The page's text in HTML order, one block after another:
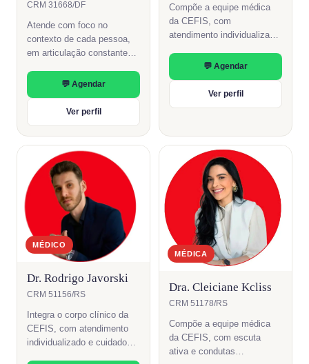
CRM 31668/DF
Atende com foco no
contexto de cada pessoa,
em articulação constante
💬 Agendar
Ver perfil
Compõe a equipe médica
da CEFIS, com
atendimento individualizado
as áreas.💬 Agendar
Ver perfil
MÉDICO
Dr. Rodrigo Javorski
CRM 51156/RS
Integra o corpo clínico da
CEFIS, com atendimento
individualizado e cuidado
MÉDICA
Dra. Cleiciane Kcliss
CRM 51178/RS
Compõe a equipe médica
da CEFIS, com escuta
ativa e condutas